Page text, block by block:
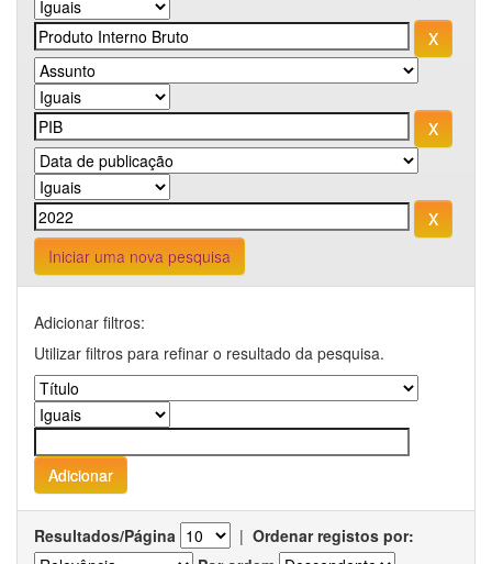
Iniciar uma nova pesquisa
Adicionar filtros:
Utilizar filtros para refinar o resultado da pesquisa.
Resultados/Página | Ordenar registos por: